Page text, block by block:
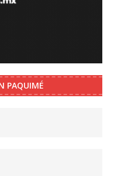
PAQUIMÉ